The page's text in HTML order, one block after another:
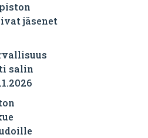
jäsenet
salin